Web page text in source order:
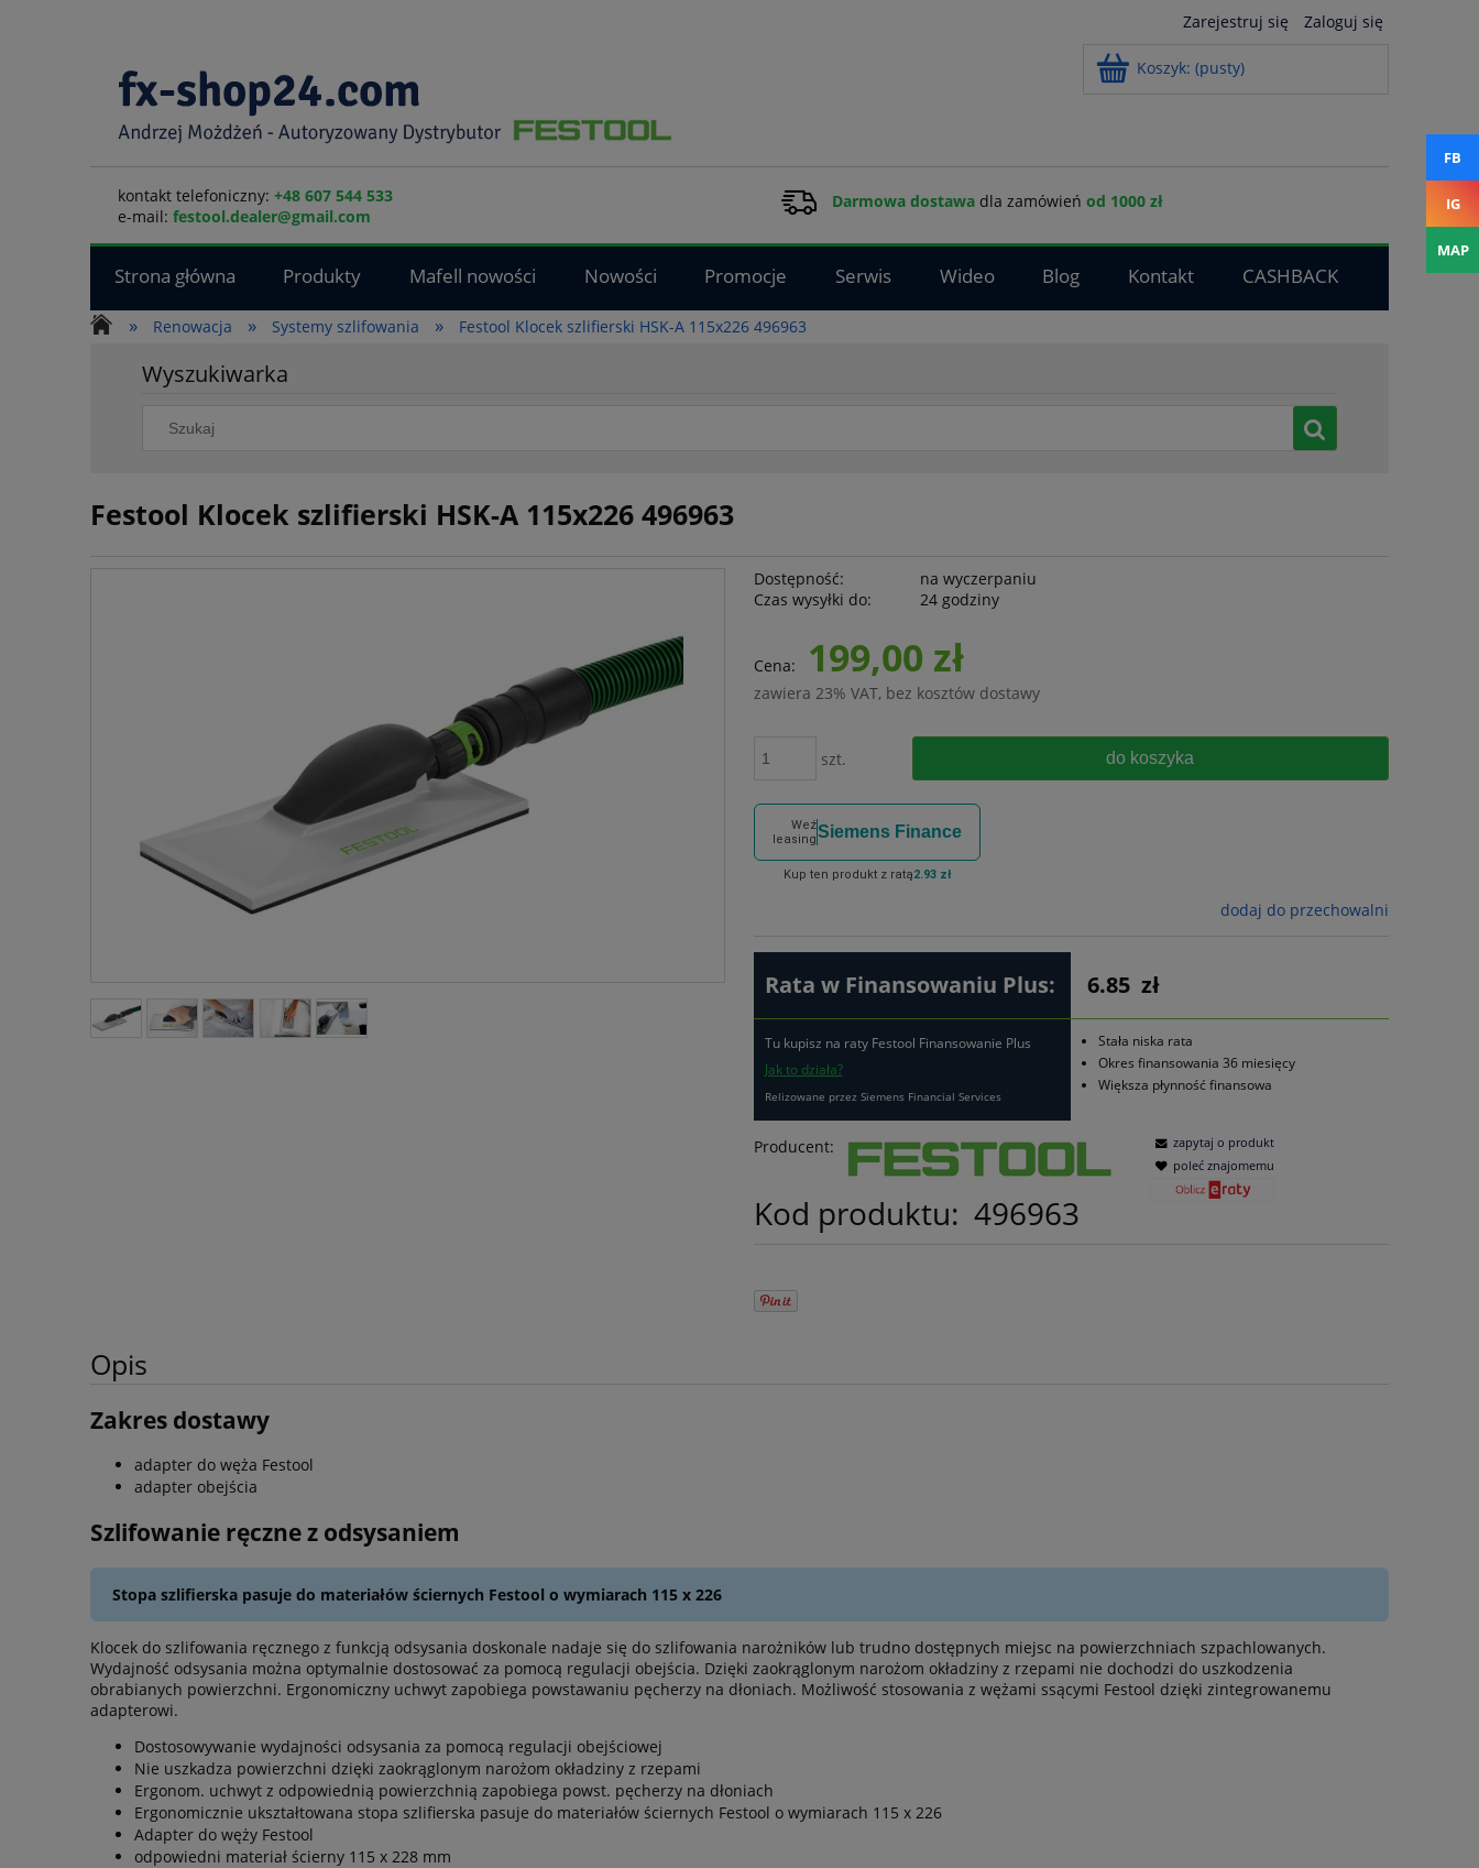
Zarejestruj się Zaloguj się
Koszyk: (pusty)
kontakt telefoniczny: +48 607 544 533
e-mail: festool.dealer@gmail.com
Darmowa dostawadla zamówień od 1000 zł
Strona główna Produkty Mafell nowości Nowości Promocje Serwis Wideo Blog Kontakt
CASHBACK
»
Renowacja » Systemy szlifowania » Festool Klocek szlifierski HSK-A 115x226 496963
Wyszukiwarka
Festool Klocek szlifierski HSK-A 115x226 496963
Dostępność:
na wyczerpaniu
Czas wysyłki do:
24 godziny
Cena: 199,00 zł
zawiera 23% VAT, bez kosztów dostawy
szt. do koszyka
Weź
leasingSiemens Finance
Kup ten produkt z ratą2.93 zł
dodaj do przechowalni
Rata w Finansowaniu Plus: 6.85 zł
Tu kupisz na raty Festool Finansowanie Plus
Jak to działa?
Relizowane przez Siemens Financial Services
Stała niska rata
Okres finansowania 36 miesięcy
Większa płynność finansowa
Producent:
Kod produktu: 496963
zapytaj o produkt
poleć znajomemu
Opis
Zakres dostawy
adapter do węża Festool
adapter obejścia
Szlifowanie ręczne z odsysaniem
Stopa szlifierska pasuje do materiałów ściernych Festool o wymiarach 115 x 226
Klocek do szlifowania ręcznego z funkcją odsysania doskonale nadaje się do szlifowania narożników lub trudno dostępnych miejsc na powierzchniach szpachlowanych.
Wydajność odsysania można optymalnie dostosować za pomocą regulacji obejścia. Dzięki zaokrąglonym narożom okładziny z rzepami nie dochodzi do uszkodzenia
obrabianych powierzchni. Ergonomiczny uchwyt zapobiega powstawaniu pęcherzy na dłoniach. Możliwość stosowania z wężami ssącymi Festool dzięki zintegrowanemu
adapterowi.
Dostosowywanie wydajności odsysania za pomocą regulacji obejściowej
Nie uszkadza powierzchni dzięki zaokrąglonym narożom okładziny z rzepami
Ergonom. uchwyt z odpowiednią powierzchnią zapobiega powst. pęcherzy na dłoniach
Ergonomicznie ukształtowana stopa szlifierska pasuje do materiałów ściernych Festool o wymiarach 115 x 226
Adapter do węży Festool
odpowiedni materiał ścierny 115 x 228 mm
FB
IG
MAP